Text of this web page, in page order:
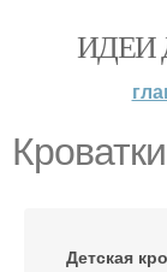
ИДЕИ
Детская